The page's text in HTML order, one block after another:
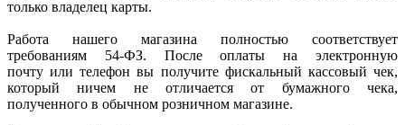
только владелец карты.
Работа нашего магазина полностью соответствует
требованиям 54-ФЗ. После оплаты на электронную
почту или телефон вы получите фискальный кассовый чек,
который ничем не отличается от бумажного чека,
полученного в обычном розничном магазине.